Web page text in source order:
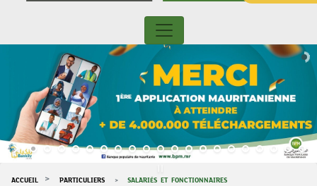
ACCUEIL PARTICULIERS SALARIÉS ET FONCTIONNAIRES